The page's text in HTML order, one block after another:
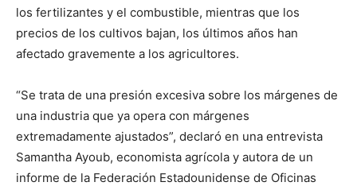
los fertilizantes y el combustible, mientras que los
precios de los cultivos bajan, los últimos años han
afectado gravemente a los agricultores.
“Se trata de una presión excesiva sobre los márgenes de
una industria que ya opera con márgenes
extremadamente ajustados”, declaró en una entrevista
Samantha Ayoub, economista agrícola y autora de un
informe de la Federación Estadounidense de Oficinas